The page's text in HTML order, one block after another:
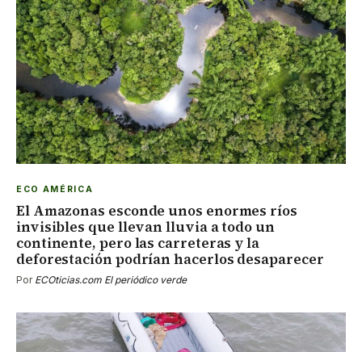
ECO AMÉRICA
El Amazonas esconde unos enormes ríos
invisibles que llevan lluvia a todo un
continente, pero las carreteras y la
deforestación podrían hacerlos desaparecer
Por ECOticias.com El periódico verde